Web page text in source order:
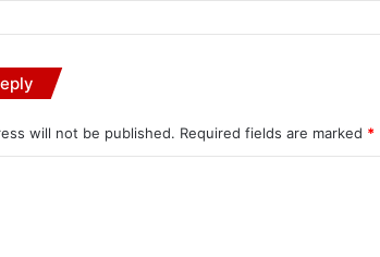
will not be published. Required fields are marked *